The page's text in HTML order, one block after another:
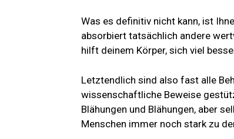
Was es definitiv nicht kann, ist
absorbiert tatsächlich andere
hilft deinem Körper, sich viel
Letztendlich sind also fast alle
wissenschaftliche Beweise
Blähungen und Blähungen, aber
Menschen immer noch stark zu